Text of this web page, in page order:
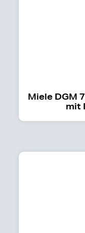
Miele DGM
mit